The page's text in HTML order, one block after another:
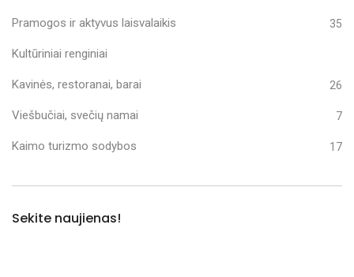
Pramogos ir aktyvus laisvalaikis 35
Kultūriniai renginiai
Kavinės, restoranai, barai 26
Viešbučiai, svečių namai 7
Kaimo turizmo sodybos 17
Sekite naujienas!